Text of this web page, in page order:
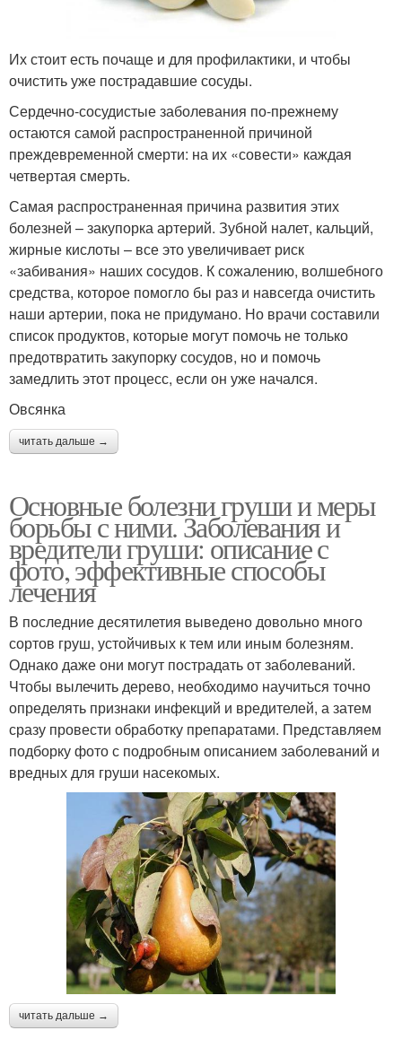
Их стоит есть почаще и для профилактики, и чтобы
очистить уже пострадавшие сосуды.
Сердечно-сосудистые заболевания по-прежнему
остаются самой распространенной причиной
преждевременной смерти: на их «совести» каждая
четвертая смерть.
Самая распространенная причина развития этих
болезней – закупорка артерий. Зубной налет, кальций,
жирные кислоты – все это увеличивает риск
«забивания» наших сосудов. К сожалению, волшебного
средства, которое помогло бы раз и навсегда очистить
наши артерии, пока не придумано. Но врачи составили
список продуктов, которые могут помочь не только
предотвратить закупорку сосудов, но и помочь
замедлить этот процесс, если он уже начался.
Овсянка
читать дальше →
Основные болезни груши и меры
борьбы с ними. Заболевания и
вредители груши: описание с
фото, эффективные способы
лечения
В последние десятилетия выведено довольно много
сортов груш, устойчивых к тем или иным болезням.
Однако даже они могут пострадать от заболеваний.
Чтобы вылечить дерево, необходимо научиться точно
определять признаки инфекций и вредителей, а затем
сразу провести обработку препаратами. Представляем
подборку фото с подробным описанием заболеваний и
вредных для груши насекомых.
читать дальше →